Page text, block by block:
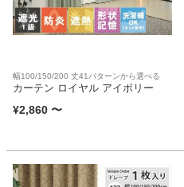
幅100/150/200 丈41パターンから選べる
カーテン ロイヤル アイボリー
¥2,860 〜